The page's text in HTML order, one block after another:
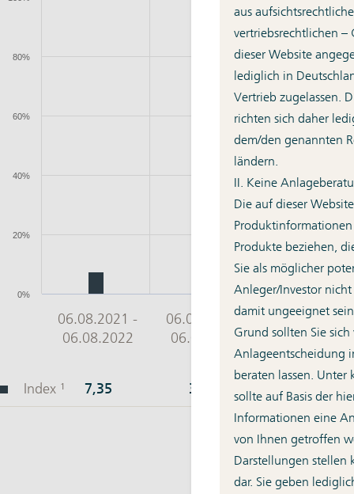
aus
vertriebsrechtlichen –
dieser Website
lediglich in
Vertrieb zugelassen.
richten sich daher
dem/den genannten
ländern.
II. Keine
Die auf dieser
Produkte beziehen,
Sie als möglicher
Anleger/Investor
damit ungeeignet
Grund sollten Sie sich
Anlageentscheidung
beraten lassen. Unter
sollte auf Basis der
Informationen eine
von Ihnen getroffen
Darstellungen stellen
dar. Sie geben